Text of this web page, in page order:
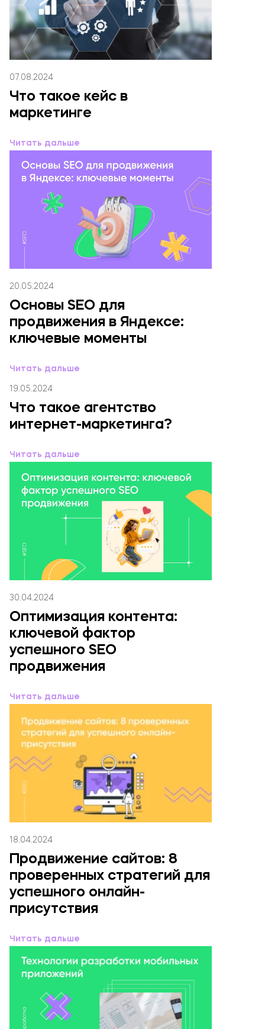
07.08.2024
Что такое кейс в
маркетинге
Читать дальше
20.05.2024
Основы SEO для
продвижения в Яндексе:
ключевые моменты
Читать дальше
19.05.2024
Что такое агентство
интернет-маркетинга?
Читать дальше
30.04.2024
Оптимизация контента:
ключевой фактор
успешного SEO
продвижения
Читать дальше
18.04.2024
Продвижение сайтов: 8
проверенных стратегий для
успешного онлайн-
присутствия
Читать дальше